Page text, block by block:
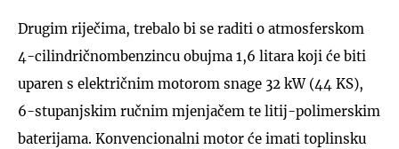
Drugim riječima, trebalo bi se raditi o atmosferskom
4-cilindričnombenzincu obujma 1,6 litara koji će biti
uparen s električnim motorom snage 32 kW (44 KS),
6-stupanjskim ručnim mjenjačem te litij-polimerskim
baterijama. Konvencionalni motor će imati toplinsku